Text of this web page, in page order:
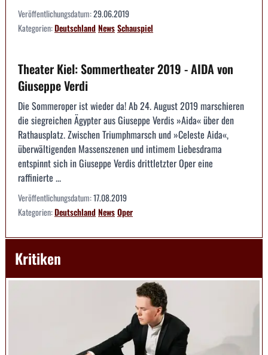
Veröffentlichungsdatum:29.06.2019
Kategorien:DeutschlandNewsSchauspiel
Theater Kiel: Sommertheater 2019 - AIDA von
Giuseppe Verdi
Die Sommeroper ist wieder da! Ab 24. August 2019 marschieren
die siegreichen Ägypter aus Giuseppe Verdis »Aida« über den
Rathausplatz. Zwischen Triumphmarsch und »Celeste Aida«,
überwältigenden Massenszenen und intimem Liebesdrama
entspinnt sich in Giuseppe Verdis drittletzter Oper eine
raffinierte ...
Veröffentlichungsdatum:17.08.2019
Kategorien:DeutschlandNewsOper
Kritiken